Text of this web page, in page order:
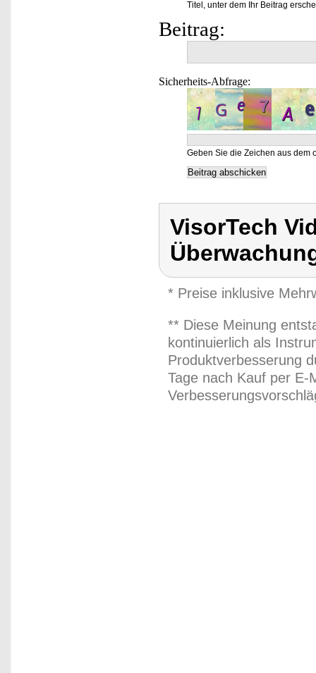
Titel, unter dem Ihr Beitrag
Beitrag:
Sicherheits-Abfrage:
Geben Sie die Zeichen aus dem
VisorTech
* Preise inklusive
** Diese Meinung
kontinuierlich als
Produktverbesserung
Tage nach Kauf per E-